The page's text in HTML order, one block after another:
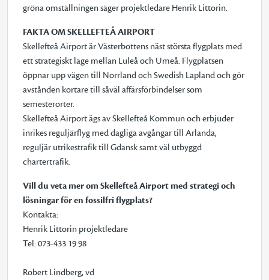
gröna omställningen säger projektledare Henrik Littorin.
FAKTA OM SKELLEFTEÅ AIRPORT
Skellefteå Airport är Västerbottens näst största flygplats med
ett strategiskt läge mellan Luleå och Umeå. Flygplatsen
öppnar upp vägen till Norrland och Swedish Lapland och gör
avstånden kortare till såväl affärsförbindelser som
semesterorter.
Skellefteå Airport ägs av Skellefteå Kommun och erbjuder
inrikes reguljärflyg med dagliga avgångar till Arlanda,
reguljär utrikestrafik till Gdansk samt väl utbyggd
chartertrafik.
Vill du veta mer om Skellefteå Airport med strategi och
lösningar för en fossilfri flygplats?
Kontakta:
Henrik Littorin projektledare
Tel: 073-433 19 98
Robert Lindberg, vd